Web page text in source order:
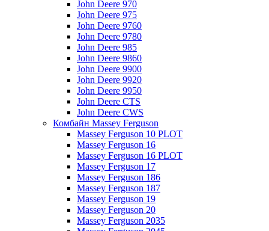
John Deere 970
John Deere 975
John Deere 9760
John Deere 9780
John Deere 985
John Deere 9860
John Deere 9900
John Deere 9920
John Deere 9950
John Deere CTS
John Deere CWS
Комбайн Massey Ferguson
Massey Ferguson 10 PLOT
Massey Ferguson 16
Massey Ferguson 16 PLOT
Massey Ferguson 17
Massey Ferguson 186
Massey Ferguson 187
Massey Ferguson 19
Massey Ferguson 20
Massey Ferguson 2035